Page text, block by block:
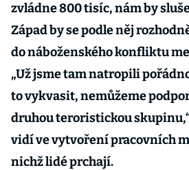
zvládne 800 tisíc, nám by
Západ by se podle něj
do náboženského konfliktu
„Už jsme tam natropili
to vykvasit, nemůžeme
druhou teroristickou
vidí ve vytvoření pracovních
nichž lidé prchají.